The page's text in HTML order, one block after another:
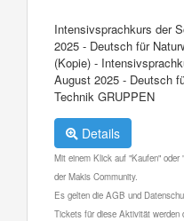
Intensivsprachkurs der
2025 - Deutsch für
(Kopie) -
August 2025 - Deutsch
Technik GRUPPEN
Details
Mit einem Klick auf "Kaufen"
der Makis Community.
Es gelten die AGB und
Tickets für diese Aktivität werden